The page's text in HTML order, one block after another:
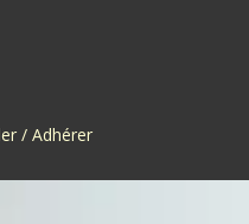
/ Adhérer